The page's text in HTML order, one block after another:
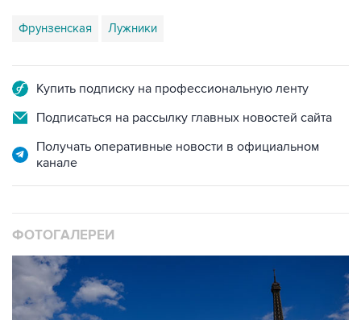
Фрунзенская Лужники
Купить подписку на профессиональную ленту
Подписаться на рассылку главных новостей сайта
Получать оперативные новости в официальном
канале
ФОТОГАЛЕРЕИ